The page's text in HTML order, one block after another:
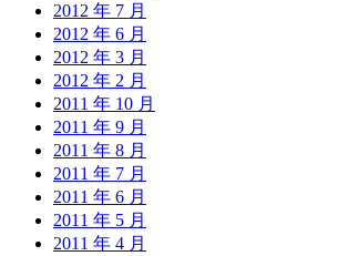
2012 年 7 月
2012 年 6 月
2012 年 3 月
2012 年 2 月
2011 年 10 月
2011 年 9 月
2011 年 8 月
2011 年 7 月
2011 年 6 月
2011 年 5 月
2011 年 4 月